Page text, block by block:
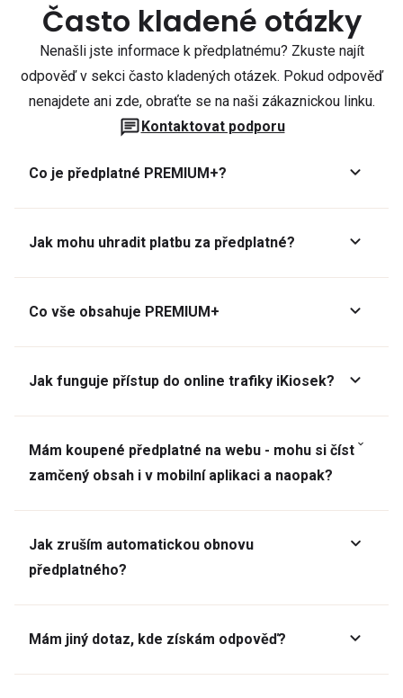
Často kladené otázky
Nenašli jste informace k předplatnému? Zkuste najít
odpověď v sekci často kladených otázek. Pokud odpověď
nenajdete ani zde, obraťte se na naši zákaznickou linku.
Kontaktovat podporu
Co je předplatné PREMIUM+?
Jak mohu uhradit platbu za předplatné?
Co vše obsahuje PREMIUM+
Jak funguje přístup do online trafiky iKiosek?
Mám koupené předplatné na webu - mohu si číst
zamčený obsah i v mobilní aplikaci a naopak?
Jak zruším automatickou obnovu
předplatného?
Mám jiný dotaz, kde získám odpověď?